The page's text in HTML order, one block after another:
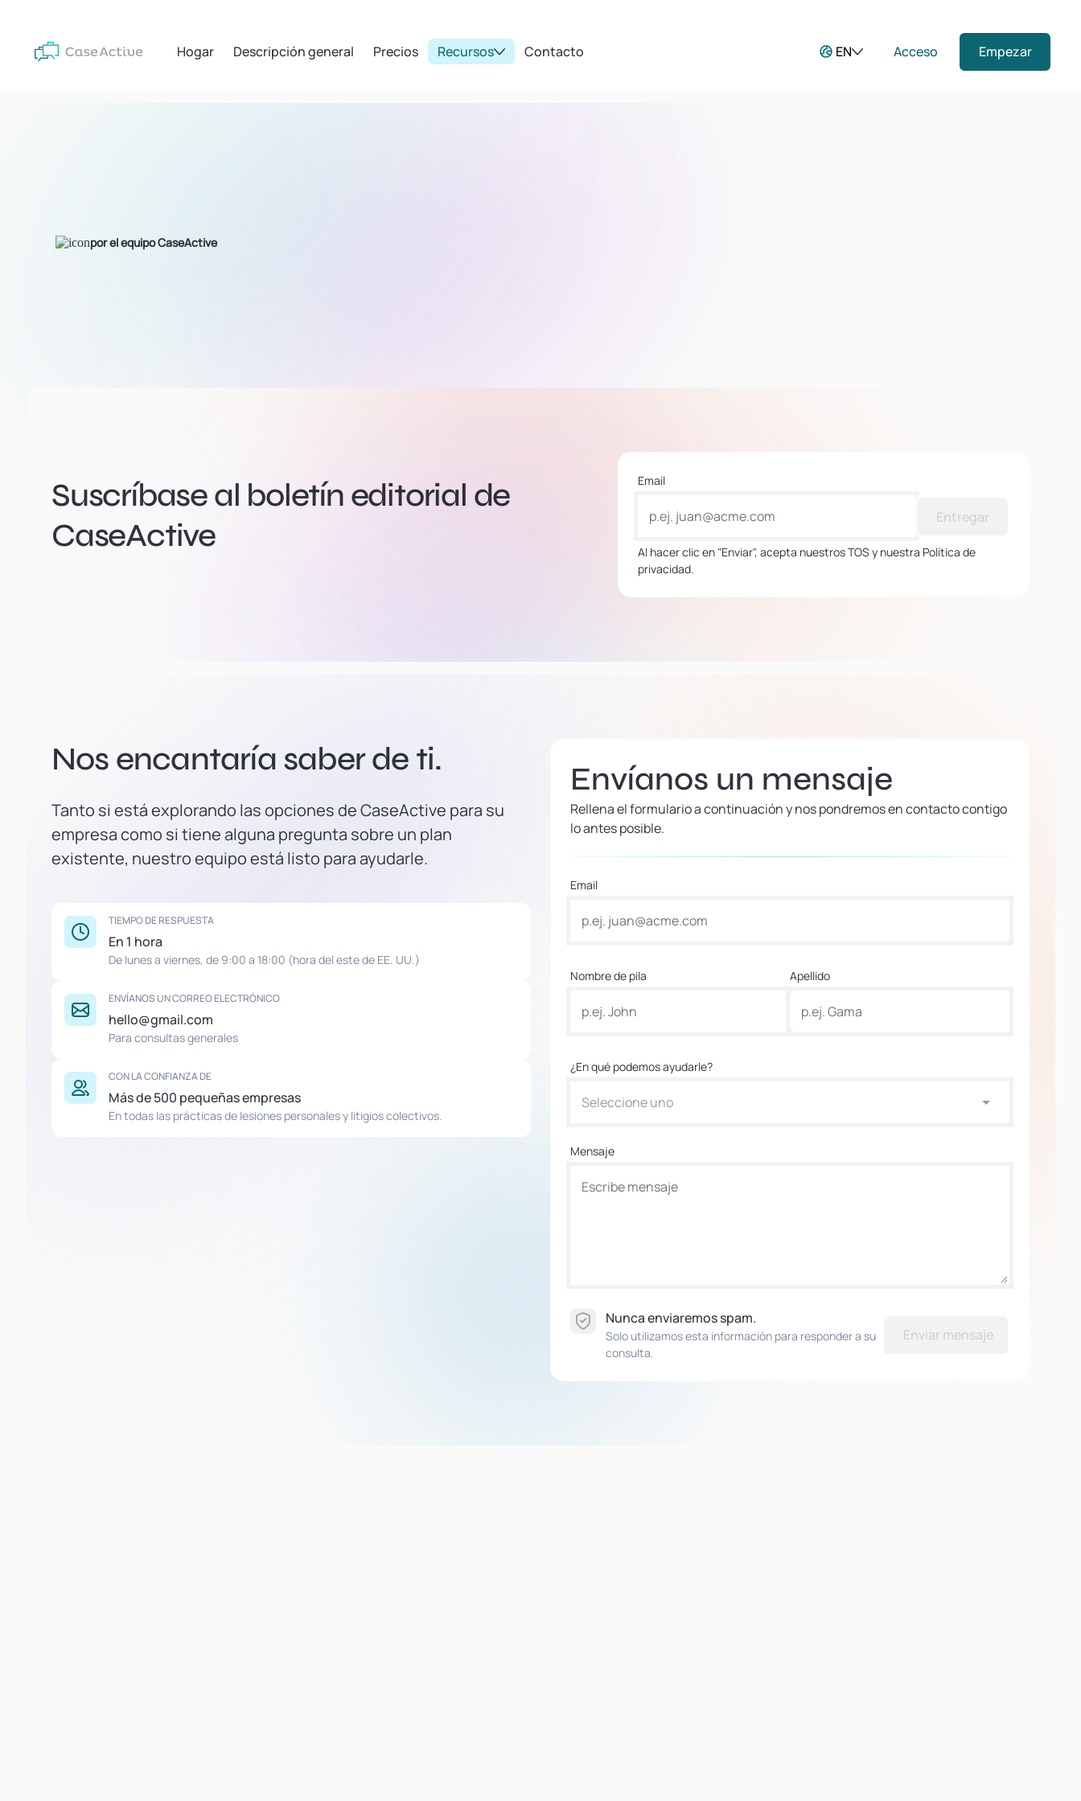
Hogar Descripción general Precios Recursos Contacto EN Acceso Empezar
por el equipo CaseActive
Suscríbase al boletín editorial de
CaseActive
Email
Entregar
Al hacer clic en "Enviar", acepta nuestros TOS y nuestra Política de
privacidad.
Nos encantaría saber de ti.
Tanto si está explorando las opciones de CaseActive para su
empresa como si tiene alguna pregunta sobre un plan
existente, nuestro equipo está listo para ayudarle.
TIEMPO DE RESPUESTA
En 1 hora
De lunes a viernes, de 9:00 a 18:00 (hora del este de EE. UU.)
ENVÍANOS UN CORREO ELECTRÓNICO
hello@gmail.com
Para consultas generales
CON LA CONFIANZA DE
Más de 500 pequeñas empresas
En todas las prácticas de lesiones personales y litigios colectivos.
Envíanos un mensaje
Rellena el formulario a continuación y nos pondremos en contacto contigo
lo antes posible.
Email
Nombre de pila Apellido
¿En qué podemos ayudarle?
Seleccione uno
Mensaje
Nunca enviaremos spam.
Solo utilizamos esta información para responder a su
consulta.
Enviar mensaje